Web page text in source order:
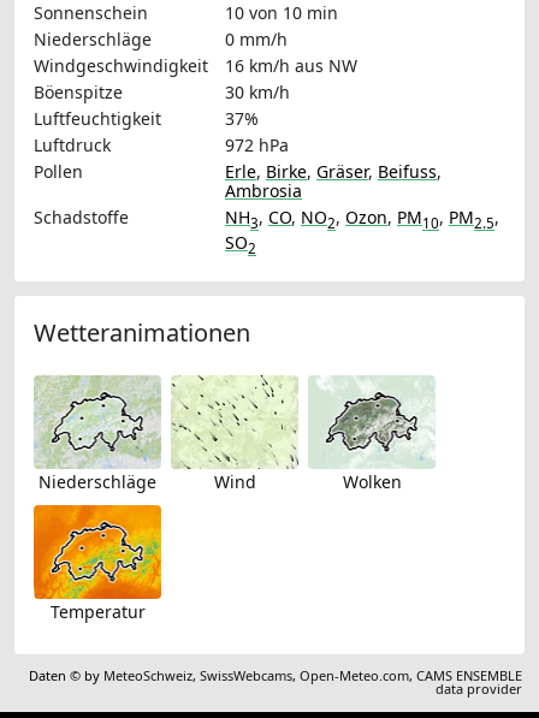
Sonnenschein
10 von 10 min
Niederschläge
0 mm/h
Windgeschwindigkeit
16 km/h aus NW
Böenspitze
30 km/h
Luftfeuchtigkeit
37%
Luftdruck
972 hPa
Pollen
Erle, Birke, Gräser, Beifuss,
Ambrosia
Schadstoffe
NH3, CO, NO2, Ozon, PM10, PM2.5,
SO2
Wetteranimationen
Niederschläge Wind Wolken
Temperatur
Daten © by MeteoSchweiz,SwissWebcams,Open-Meteo.com,CAMS ENSEMBLE
data provider